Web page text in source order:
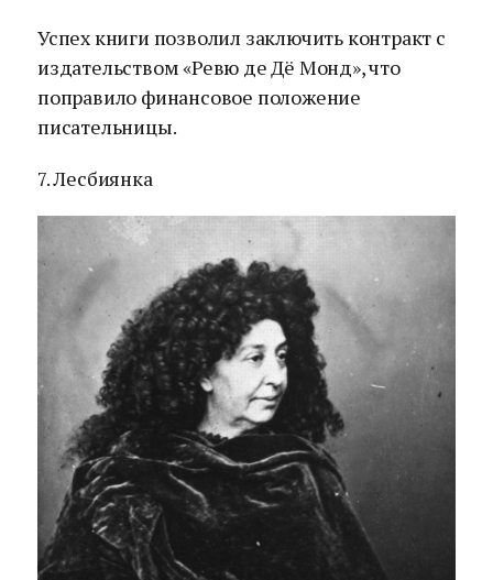
Успех книги позволил заключить контракт с
издательством «Ревю де Дё Монд», что
поправило финансовое положение
писательницы.
7. Лесбиянка